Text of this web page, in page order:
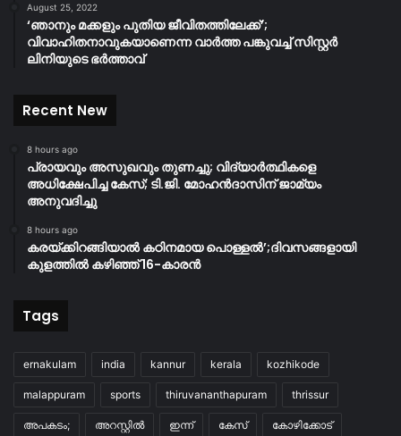
August 25, 2022
‘ഞാനും മക്കളും പുതിയ ജീവിതത്തിലേക്ക്’;
വിവാഹിതനാവുകയാണെന്ന വാർത്ത പങ്കുവച്ച് സിസ്റ്റർ
ലിനിയുടെ ഭർത്താവ്
Recent New
8 hours ago
പ്രായവും അസുഖവും തുണച്ചു; വിദ്യാർത്ഥികളെ
അധിക്ഷേപിച്ച കേസ്; ടി.ജി. മോഹൻദാസിന് ജാമ്യം
അനുവദിച്ചു
8 hours ago
കരയ്ക്കിറങ്ങിയാൽ കഠിനമായ പൊള്ളൽ’;ദിവസങ്ങളായി
കുളത്തിൽ കഴിഞ്ഞ് 16-കാരൻ
Tags
ernakulam india kannur kerala kozhikode
malappuram sports thiruvananthapuram thrissur
അപകടം; അറസ്റ്റിൽ ഇന്ന് കേസ് കോഴിക്കോട്